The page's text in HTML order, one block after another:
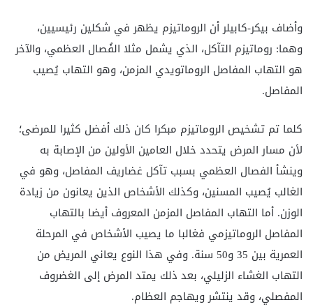
وأضاف بيكر-كابيلر أن الروماتيزم يظهر في شكلين رئيسيين،
وهما: روماتيزم التآكل، الذي يشمل مثلا الفُصال العظمي، والآخر
هو التهاب المفاصل الروماتويدي المزمن، وهو التهاب يُصيب
المفاصل.
كلما تم تشخيص الروماتيزم مبكرا كان ذلك أفضل كثيرا للمرضى؛
لأن مسار المرض يتحدد خلال العامين الأولين من الإصابة به
وينشأ الفصال العظمي بسبب تآكل غضاريف المفاصل، وهو في
الغالب يُصيب المسنين، وكذلك الأشخاص الذين يعانون من زيادة
الوزن. أما التهاب المفاصل المزمن المعروف أيضا بالتهاب
المفاصل الروماتيزمي فغالبا ما يصيب الأشخاص في المرحلة
العمرية بين 35 و50 سنة. وفي هذا النوع يعاني المريض من
التهاب الغشاء الزليلي، بعد ذلك يمتد المرض إلى الغضروف
المفصلي، وقد ينتشر ويهاجم العظام.